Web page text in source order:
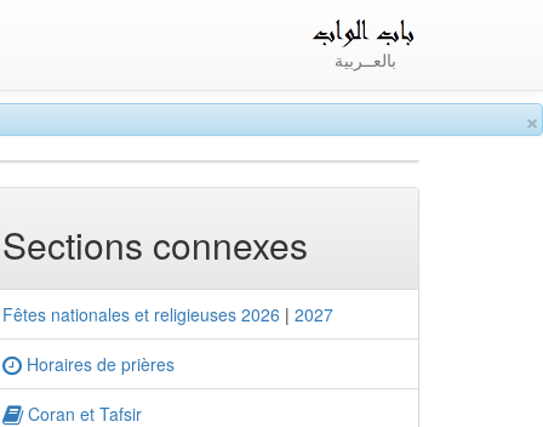
×
بالعــربية
Sections connexes
Fêtes nationales et religieuses 2026 | 2027
Horaires de prières
Coran et Tafsir